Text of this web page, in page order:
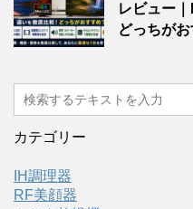
レビュー
どっちが
カテゴリー
IH調理器
RF美顔器